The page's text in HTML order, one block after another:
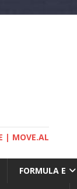
| MOVE.AL
FORMULA E